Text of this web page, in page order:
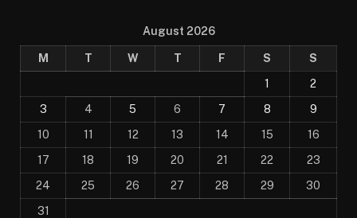
August 2026
M T W T F S
S
1
2
3
4 5 6 7 8
9
10
11 12 13 14 15
16
17
18 19 20 21 22
23
24
25 26 27 28 29
30
31